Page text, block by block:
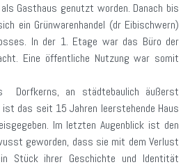
Gasthaus genutzt worden. Danach bis
ein Grünwarenhandel (dr Eibischwern)
In der 1. Etage war das Büro der
Eine öffentliche Nutzung war somit
Dorfkerns, an städtebaulich äußerst
das seit 15 Jahren leerstehende Haus
Im letzten Augenblick ist den
geworden, dass sie mit dem Verlust
Stück ihrer Geschichte und Identität